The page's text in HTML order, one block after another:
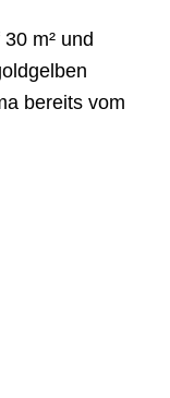
m² und
bereits vom